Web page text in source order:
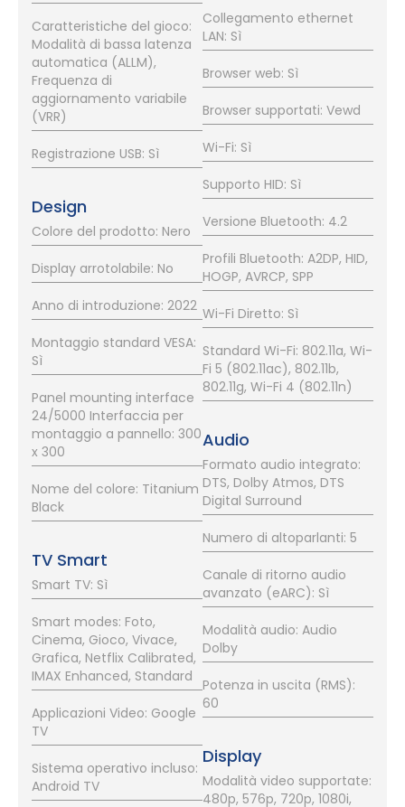
Caratteristiche del gioco:
Modalità di bassa latenza
automatica (ALLM),
Frequenza di
aggiornamento variabile
(VRR)
Registrazione USB: Sì
Design
Colore del prodotto: Nero
Display arrotolabile: No
Anno di introduzione: 2022
Montaggio standard VESA:
Sì
Panel mounting interface
24/5000 Interfaccia per
montaggio a pannello: 300
x 300
Nome del colore: Titanium
Black
TV Smart
Smart TV: Sì
Smart modes: Foto,
Cinema, Gioco, Vivace,
Grafica, Netflix Calibrated,
IMAX Enhanced, Standard
Applicazioni Video: Google
TV
Sistema operativo incluso:
Android TV
Collegamento ethernet
LAN: Sì
Browser web: Sì
Browser supportati: Vewd
Wi-Fi: Sì
Supporto HID: Sì
Versione Bluetooth: 4.2
Profili Bluetooth: A2DP, HID,
HOGP, AVRCP, SPP
Wi-Fi Diretto: Sì
Standard Wi-Fi: 802.11a, Wi-
Fi 5 (802.11ac), 802.11b,
802.11g, Wi-Fi 4 (802.11n)
Audio
Formato audio integrato:
DTS, Dolby Atmos, DTS
Digital Surround
Numero di altoparlanti: 5
Canale di ritorno audio
avanzato (eARC): Sì
Modalità audio: Audio
Dolby
Potenza in uscita (RMS):
60
Display
Modalità video supportate:
480p, 576p, 720p, 1080i,